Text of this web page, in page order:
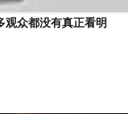
观众都没有真正看明